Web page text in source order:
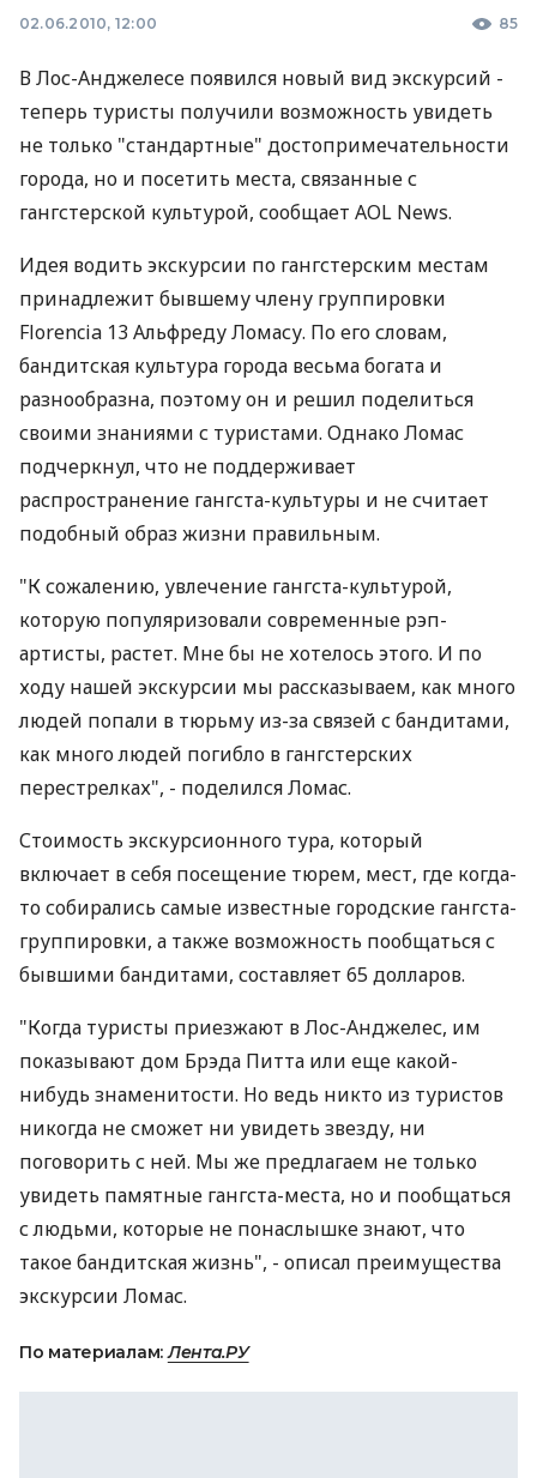
02.06.2010, 12:00 85
В Лос-Анджелесе появился новый вид экскурсий -
теперь туристы получили возможность увидеть
не только "стандартные" достопримечательности
города, но и посетить места, связанные с
гангстерской культурой, сообщает AOL News.
Идея водить экскурсии по гангстерским местам
принадлежит бывшему члену группировки
Florencia 13 Альфреду Ломасу. По его словам,
бандитская культура города весьма богата и
разнообразна, поэтому он и решил поделиться
своими знаниями с туристами. Однако Ломас
подчеркнул, что не поддерживает
распространение гангста-культуры и не считает
подобный образ жизни правильным.
"К сожалению, увлечение гангста-культурой,
которую популяризовали современные рэп-
артисты, растет. Мне бы не хотелось этого. И по
ходу нашей экскурсии мы рассказываем, как много
людей попали в тюрьму из-за связей с бандитами,
как много людей погибло в гангстерских
перестрелках", - поделился Ломас.
Стоимость экскурсионного тура, который
включает в себя посещение тюрем, мест, где когда-
то собирались самые известные городские гангста-
группировки, а также возможность пообщаться с
бывшими бандитами, составляет 65 долларов.
"Когда туристы приезжают в Лос-Анджелес, им
показывают дом Брэда Питта или еще какой-
нибудь знаменитости. Но ведь никто из туристов
никогда не сможет ни увидеть звезду, ни
поговорить с ней. Мы же предлагаем не только
увидеть памятные гангста-места, но и пообщаться
с людьми, которые не понаслышке знают, что
такое бандитская жизнь", - описал преимущества
экскурсии Ломас.
По материалам:Лента.РУ